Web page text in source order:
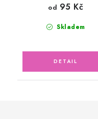
Skladem
od 95 Kč